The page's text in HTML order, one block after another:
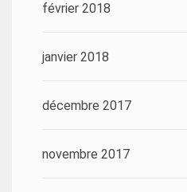
février 2018
janvier 2018
décembre 2017
novembre 2017